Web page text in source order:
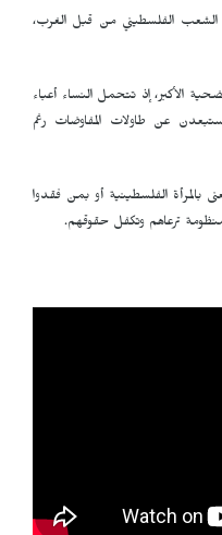
الفلسطيني من قبل الغرب،
الأكبر، إذ تتحمل النساء أعباء
عن طاولات المفاوضات رغم
الفلسطينية أو بمن فقدوا
ترعاهم وتكفل حقوقهم.